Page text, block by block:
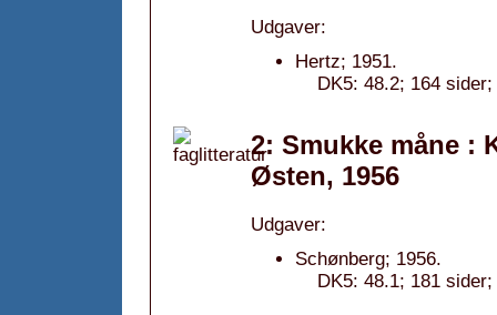
Udgaver:
Hertz; 1951.
DK5: 48.2; 164 sider;
2: Smukke måne :
Østen, 1956
Udgaver:
Schønberg; 1956.
DK5: 48.1; 181 sider;